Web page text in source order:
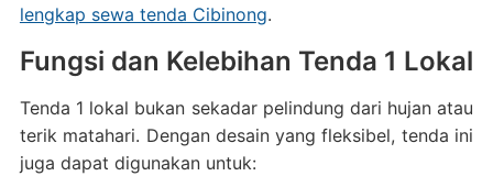
lengkap sewa tenda Cibinong.
Fungsi dan Kelebihan Tenda 1 Lokal
Tenda 1 lokal bukan sekadar pelindung dari hujan atau
terik matahari. Dengan desain yang fleksibel, tenda ini
juga dapat digunakan untuk: